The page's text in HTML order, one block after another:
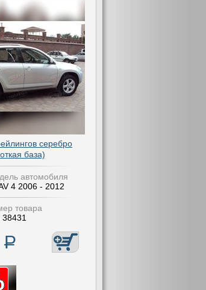
серебро
база)
автомобиля
4 2006 - 2012
товара
38431
Р